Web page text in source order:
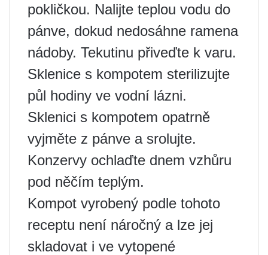
pokličkou. Nalijte teplou vodu do
pánve, dokud nedosáhne ramena
nádoby. Tekutinu přiveďte k varu.
Sklenice s kompotem sterilizujte
půl hodiny ve vodní lázni.
Sklenici s kompotem opatrně
vyjměte z pánve a srolujte.
Konzervy ochlaďte dnem vzhůru
pod něčím teplým.
Kompot vyrobený podle tohoto
receptu není náročný a lze jej
skladovat i ve vytopené